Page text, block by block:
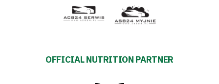
OFFICIAL NUTRITION PARTNER